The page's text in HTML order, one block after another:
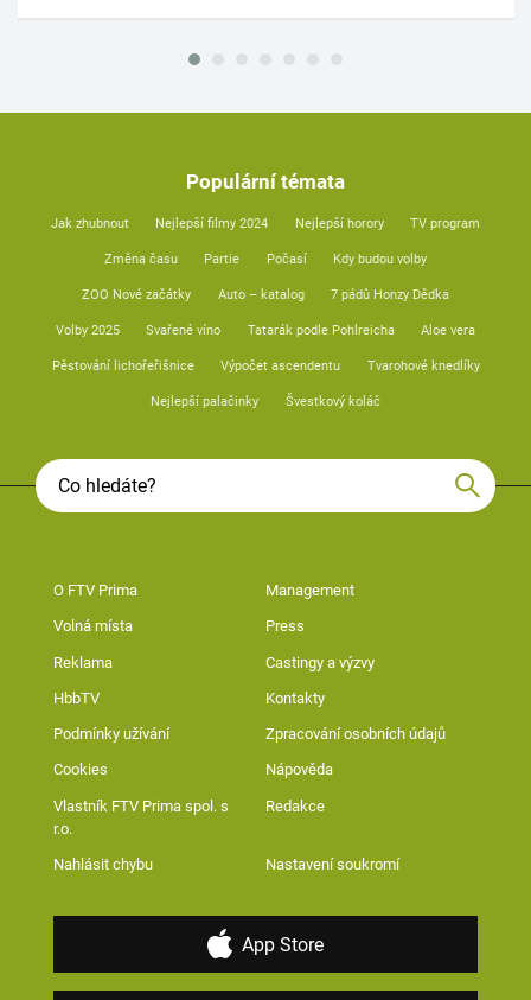
Populární témata
Jak zhubnout Nejlepší filmy 2024 Nejlepší horory TV program
Změna času Partie Počasí Kdy budou volby
ZOO Nové začátky Auto – katalog 7 pádů Honzy Dědka
Volby 2025 Svařené víno Tatarák podle Pohlreicha Aloe vera
Pěstování lichořeřišnice Výpočet ascendentu Tvarohové knedlíky
Nejlepší palačinky Švestkový koláč
O FTV Prima Management
Volná místa Press
Reklama Castingy a výzvy
HbbTV Kontakty
Podmínky užívání Zpracování osobních údajů
Cookies Nápověda
Vlastník FTV Prima spol. s
r.o.
Redakce
Nahlásit chybu Nastavení soukromí
App Store